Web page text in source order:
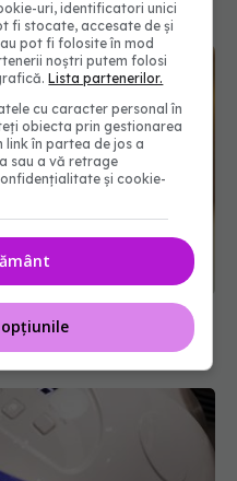
și unghiile false pot
sănătate
uri, identificatori unici
fi stocate, accesate de și
pot fi folosite în mod
noștri putem folosi
Lista partenerilor.
cu caracter personal în
obiecta prin gestionarea
link în partea de jos a
sau a vă retrage
și cookie-